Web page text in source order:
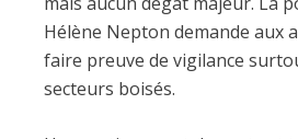
Hélène Nepton demande aux
faire preuve de vigilance
secteurs boisés.